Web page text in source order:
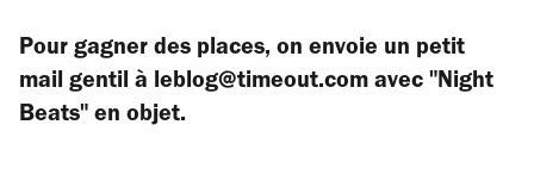
Pour gagner des places, on envoie un petit
mail gentil à leblog@timeout.com avec "Night
Beats" en objet.